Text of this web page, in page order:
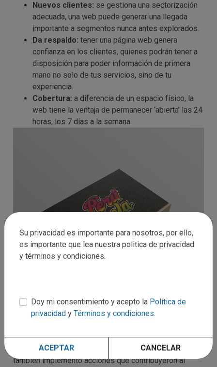
Nuevos clientes: se gestiona una sectorización
adecuada, una web puede generar una llegada
importante a segmentos nunca antes explorados.
Da respaldo: tener una página web genera
confianza en los clientes, quienes podrán tener a
disposición para poder información de primera
mano no solo de tus servicios, sino de tu
experiencia.
Cobertura: a diferencia de un espacio físico, la
web tiene la ventaja de permanecer ‘abierta’ las 24
horas, los 7 días a la semana.
no solo se enfocó en crear una experiencia digital,
también implementó acciones que contribuyeron al
Su privacidad es importante para nosotros, por ello,
es importante que lea nuestra politica de privacidad
y términos y condiciones.
Doy mi consentimiento y acepto la Política de
privacidad y Términos y condiciones.
ACEPTAR CANCELAR